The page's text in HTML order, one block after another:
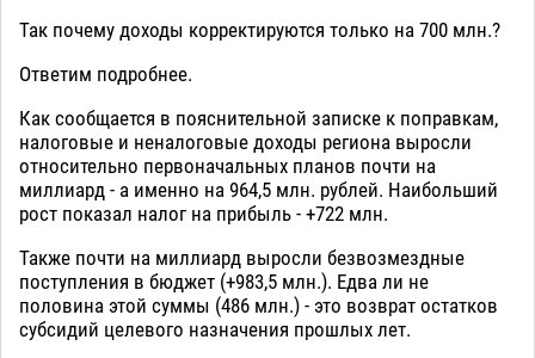
Так почему доходы корректируются только на 700 млн.?
Ответим подробнее.
Как сообщается в пояснительной записке к поправкам,
налоговые и неналоговые доходы региона выросли
относительно первоначальных планов почти на
миллиард - а именно на 964,5 млн. рублей. Наибольший
рост показал налог на прибыль - +722 млн.
Также почти на миллиард выросли безвозмездные
поступления в бюджет (+983,5 млн.). Едва ли не
половина этой суммы (486 млн.) - это возврат остатков
субсидий целевого назначения прошлых лет.